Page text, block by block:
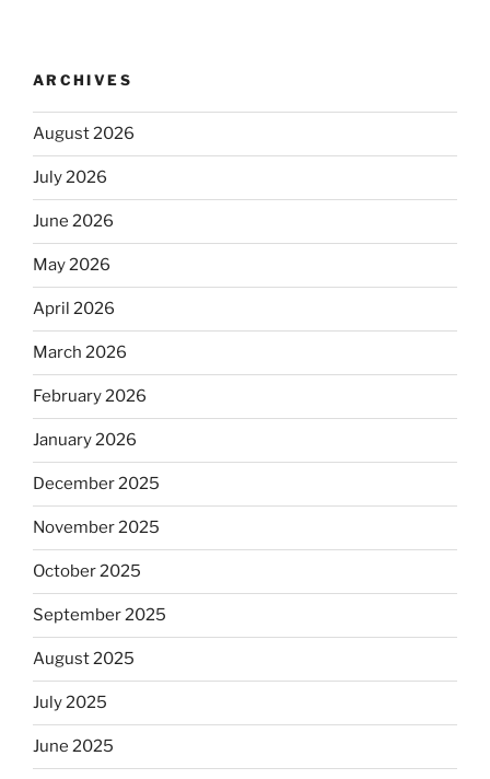
ARCHIVES
August 2026
July 2026
June 2026
May 2026
April 2026
March 2026
February 2026
January 2026
December 2025
November 2025
October 2025
September 2025
August 2025
July 2025
June 2025